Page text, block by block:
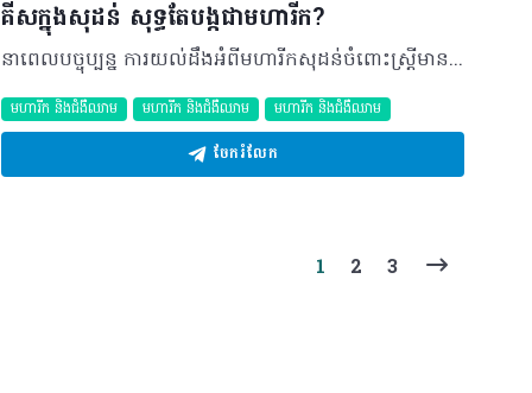
គីសក្នុងសុដន់ សុទ្ធតែបង្កជាមហារីក?
នាពេលបច្ចុប្បន្ន ការយល់ដឹងអំពីមហារីកសុដន់ចំពោះស្ត្រីមានការកើនឡើងគួរឲ្យកត់សម្គាល់ ជាក់ស្តែងស្ត្រីភាគច្រើនបានធ្វើការពិនិត្យសុដន់ដោយខ្លួនឯង ឬធ្វើការពិនិត្យដោយគ្រូពេទ្យជំនាញ។ ចម្ងល់ និងការព្រួយបារម្ភតែងកើនមានឡើងក្រោយធ្វើការពិនិត្យនេះ ជាពិសេសនៅពេលដែលបានដឹងថាពួកគាត់មានដុំសាច់ក្នុងសុដន់ ដូចករណីខាងក្រោម៖ សំណួរ៖ អ្នកជំងឺអាយុ ២៥ឆ្នាំ មកពីខេត្តកំពង់ចាម បាននិយាយថា “ក្នុងអំឡុងពេលធ្វើការពិនិត្យសុដន់ តាមរយៈម៉ាស៊ីនអ៊ុលត្រាសោន គ្រូពេទ្យបានរកឃើញថា ខ្ញុំមានដុំគីសទំហំ ១សង់ទីម៉ែត្រមានទឹកថ្លាខាងក្នុង និងព័ទ្ធជុំវិញដោយសម្បកខាងក្រៅ។ ខ្ញុំមិនមានការឈឺចាប់ ឬមានអារម្មណ៍ថាមានដុំនេះនោះទេ។ តើដុំគីសជាអ្វី? តើវាអាចបង្កឲ្យគ្រោះថ្នាក់ទេ?” ចម្លើយ៖ ដុំគីសជាប្រភេទដុំសាច់ស្លូតមួយប្រភេទដែលជាញឹកញាប់តែងតែកើតមានឡើងក្នុងសុដន់របស់មនុស្សស្រី។ ផ្នែកខាងក្នុងរបស់វាជាសារធាតុរាវការវិវឌ្ឍនៃដុំគីសនេះអាចបណ្តាលមកពីបម្រែបម្រួលកម្រិតអ័រម៉ូនដែលមានក្នុងសារពាង្គកាយ។ មានភស្តុតាងមួយចំនួនបានបង្ហាញថាការកើនឡើងនូវអ័រម៉ូនអឺស្ត្រូហ្សែនលើសលប់អាចជំរុញឲ្យមានការកើតប្រភេទដុំសាច់នេះ។ ដុំគីសក្នុងសុដន់អាចមានវត្តមានក្នុងសុដន់ទាំងសងខាង ឬតែម្ខាង ដែលប្រភេទដុំសាច់នេះត្រូវបានបែងចែកជាច្រើនប្រភេទក្នុងនោះមានដូចជា៖ • ប្រភេទធម្មតា (សម្បូរ) និងជាប្រភេទគីសបែប ស្មុគស្មាញ • ប្រភេទដុំទោល (សម្បូរ) និងមានដុំគីសច្រើន • ប្រភេទគីសតូចៗ (ពិបាកស្ទាបរក តែអាចត្រូវបានរកឃើញក្នុងអំឡុងពេលធ្វើអ៊ុល​ត្រាសោន) និងប្រភេទគីសធំៗ (អាចស្ទាបដឹង និងមានទំហំចាប់ពី ២ ទៅ៥ស.ម)។ ទំហំដុំគីសធំអាចដាក់សម្ពាធលើជាលិកាសុដន់ផ្សេងៗទៀតដែលនៅជិត បណ្តាលឲ្យមានការឈឺចាប់ និងមានអារម្មណ៍មិនស្រួលនៅតំបន់សុដន់នោះតែម្តង។ ដុំគីសក្នុងសុដន់អាចត្រូវបានគេរកឃើញចំពោះស្ត្រីគ្រប់វ័យទាំងអស់ វាកើតមានជាធម្មតាទៅលើស្ត្រីមុនពេលអស់រដូវ និងស្ត្រីក្រោយអស់រដូវដែលទទួលការព្យាបាលដោយប្រភេទថ្នាំអ័រម៉ូន។ គីសសុដន់អាចកើតឡើងដោយឯកឯង ឬមិនឯកឯងដែលអាចវិវឌ្ឍយ៉ាងលឿន។ ប្រភេទដុំមហារីកកាចដែលនៅជាប់ជញ្ជាំងកោសិកាគីសគឺកម្រកើតមានណាស់។ រោគសញ្ញាជាធម្មតានៃដុំគីសនេះមានលក្ខណៈរលោងមានរាងមូល ឬពងក្រពើបត់បែនបានយ៉ាងងាយស្រួលនៅក្នុងសុដន់ ព្រមទាំងអាចមានលក្ខណៈស្រដៀងនឹងផ្លែទំពាំងបាយជូរ ឬប៉ោងប៉ោងដែលមានផ្ទុកទឹកក្នុងនោះពេញ ប៉ុន្តែជួនកាលមានសភាពរឹង និងអាចឲ្យមានអារម្មណ៍ឈឺទៀតផង។ ដុំគីសទំហំតូច ដែលមិនបង្កការឈឺចាប់ប្រហែលជាអាចត្រូវបានរកឃើញតែតាមរយៈការពិនិត្យអ៊ុលត្រាសោនប៉ុណ្ណោះ។ ដុំគីសនេះអាចរីកធំ និងកាន់តែឈឺនៅពេលមករដូវ តែប្រែជាបាត់ទៅវិញក្រោយបញ្ចប់ការមករដូវ។ ការធ្វើរោគវិនិច្ឆ័យ បន្ទាប់ពីការសាកសួរអំពីរោគសញ្ញា និងព័ត៌មានទាក់ទងប្រវត្តិគ្រួសាររបស់អ្នកជំងឺរួចរាល់ ក្រុមគ្រូពេទ្យឯកទេសនឹងធ្វើការពិនិត្យសុដន់តាមរយៈរូបរាងខាងក្រៅ និងស្នើសុំការថតពិនិត្យតាមបែបរូបភាពវេជ្ជសាស្រ្តបន្ថែមទៀត។គីសក្នុងសុដន់ងាយស្រួលក្នុងការកំណត់អត្តសញ្ញាណក្នុងអំឡុងពេលពិនិត្យតាមវិធីសាស្ត្រអ៊ុលត្រាសោនក្រោយសង្ស័យថាមានដុំគីស (បន្ទាប់ពីធ្វើការពិនិត្យដោយម៉ាស៊ីនអុលត្រាសោនរួចរាល់) ការប្រើប្រាស់ម្ជុលតូចឆ្មារ (FNA) ដើម្បីបឺតយកទឹកពីក្នុងដុំគីសនឹងត្រូវបានធ្វើបន្ត ដោយដំបូងត្រូវជូតស្បែកខាងលើជាមួយអាល់កុល ព្រមទាំងមានការចាក់ថ្នាំស្ពឹកត្រង់ទីតាំងដែលត្រូវចាក់ម្ជុលបឺតនោះ។ ម្ជុលនេះមានទំហំប្រហែលទំហំម្ជុលបូមឈាមពីសរសៃដៃ។គ្រូពេទ្យឯកទេសនឹងធ្វើការបូមយកទឹកគីសនេះចេញដោយកាន់ដុំគីសថ្នមៗចន្លោះម្រាមដៃរបស់គាត់ រួចរុញម្ជុលចូលជាច្រើនដងដើម្បីបូមទឹកនោះចូលក្នុងសឺរ៉ាំង។ បន្ទាប់មក ដុំគីសនោះនឹងប្រែជាស្វិតដូចជាប៉ោងប៉ោង ដែលត្រូវបានចាក់ទម្លុះ។ ទឹកគីសនៅក្នុងដបពិសេសនេះនឹងត្រូវបញ្ជូនទៅមន្ទីរពិសោធន៍ពិសេសដើម្បីពិនិត្យមើលតាមរយៈមីក្រូទស្សន៍។ បន្ទាប់ពីធ្វើការបូមទឹកគីសរួច អ្នកជំងឺត្រូវមកជួបគ្រូពេទ្យឯកទេសជំងឺសុដន់ក្នុងរយៈពេល១ខែក្រោយ។ ជំងឺមហារីកកម្រវិវឌ្ឍពីដុំគីសណាស់ ហើយសម្រាប់ហេតុផលនេះទឹកគីសដែលបូមមកលាយឡំឈាមតម្រូវឲ្យពិនិត្យតាមរយៈមីក្រូទស្សន៍។ មានតែគ្រូពេទ្យឯកទេសជំងឺសុដន់តែប៉ុណ្ណោះដែលអាចសម្រេចចិត្តបានថាគួរធ្វើការវះកាត់ ឬយ៉ាងណា ពីព្រោះហានិភ័យដែលអាចវិវឌ្ឍដុំគីសដែលមានឈាមឲ្យទៅជាជំងឺមហារីកបានគឺមានតែ ១០% ហើយប្រភេទនៃគីសបែបនេះត្រូវតែវះកាត់ចេញ។ ការព្យាបាល គ្មានការព្យាបាលដែលចាំបាច់សម្រាប់ដុំគីសមានទំហំតូច (តិចជាង ២ស.ម)ទេ ករណីដុំគីសទាំងនោះផ្ទុកទៅដោយសារធាតុរាវ និងមិនបង្កជារោគសញ្ញាអ្វីឡើយ ដែលត្រូវបានធ្វើការបញ្ជាក់ពីអ៊ុលត្រាសោន ឬបន្ទាប់ពីការបូមទឹកគីសរួចរាល់។ ១. ដុំគីសមិនតម្រូវឲ្យមានការព្យាបាលទេ ប្រសិនបើវាមិនបានវិវឌ្ឍកាន់តែធំនិងគ្មានការឈឺចាប់ ឬមានអារម្មណ៍មិនស្រួល តែការបូមទឹកគីសប្រហែលជាត្រូវបានធ្វើឡើងដោយវេជ្ជបណ្ឌិតជំនាញ។ ការបូមទឹកគីសចេញមកបណ្តាលឲ្យដុំគីសប្រែជាស្វិតដោយវាអាចកាត់បន្ថយសម្ពាធ និងភាពមិនស្រួលដែលបណ្តាលមកពីគីសផ្ទាល់។ ទោះបីជាមានការបូមទឹកនេះចេញក៏ដោយក៏ថង់គីសនេះអាចផលិតជាសារធាតុរាវថ្មីបរិមាណប្រហែល៥០%ទៀតនៅពេលអនាគតផងដែរ។ ដូច្នេះ ការបូមយកទឹកគីសចេញអាចត្រូវបានធ្វើឡើងលើសពីពីរដង។ ការលាប់ឬការកកើតថ្មីនៃដុំគីសតែងកើតឡើងជាធម្មតា។ ២. ការវះកាត់អាចត្រូវបានពិចារណាក្នុងករណីគីសកើតឡើងវិញជារៀងរាល់ខែ ឬប្រសិនបើគីសផ្ទុកទៅដោយឈាម ឬករណីមានសញ្ញាណដែលគួរឲ្យព្រួយបារម្ភផ្សេងទៀត។ គីសដែលតែងកកើតទឹកឡើងវិញបន្ទាប់ពីការបឺតទឹកចេញ ២ដង ឬច្រើនជាងនេះប្រហែលជាត្រូវបានវះកាត់ចេញពីព្រោះវាអាចទាក់ទងនឹងជំងឺមហារីក។ ករណីដុំគីសមានសភាពរឹង ការច្រឹបសាច់គឺត្រូវបានធ្វើឡើង។ ៣. ចំពោះស្ត្រីដែលតែងមានគីសជាប់ជានិច្ច ជួនកាលការប្រើប្រាស់ថ្នាំប្រហែលជាអាចជួយមិនឲ្យមានការវិវឌ្ឍដុំគីសបន្តទៀតបាន បើទោះបីជាថ្នាំទាំងនោះមិនមានប្រសិទ្ធភាពចំពោះដុំគីសដែលមានស្រាប់ក៏ដោយ។ ការផ្តល់ថ្នាំជូនអ្នកជំងឺអាចធ្វើឡើងដោយគ្រូពេទ្យឯកទេសជំងឺសុដន់មានបទពិសោធន៍តែប៉ុណ្ណោះ។ សម្រាប់ស្រ្តីដែលមានដុំគីសធម្មតាអាចធ្វើការតាមដានជារៀងរាល់ឆ្នាំ។ ប្រសិនបើស្ត្រីម្នាក់នៅតែអាចស្ទាបដឹងថាមានដុំសាច់បន្ទាប់ពីការមករដូវបានបញ្ចប់ ឬប្រសិនបើដុំសាច់នោះនៅតែបន្តរីកធំ ឬមានការផ្លាស់ប្តូរ ពួកគាត់ត្រូវតែប្រញាប់ទៅជួបគ្រូពេទ្យជាបន្ទាន់។ចំពោះករណីរបស់អ្នកជំងឺខាងលើ គាត់មានដុំគីសតូចធម្មតា ដែលមិនបង្កគ្រោះថ្នាក់នោះទេ។ គីសនេះជួនកាលអាចបាត់ទៅវិញដោយឯកឯង។ គ្រប់គ្នាត្រូវតែធ្វើការពិនិត្យសុដន់ដោយខ្លួនឯងជារៀងរាល់ខែ និងទៅជួបគ្រូពេទ្យឯកទេសជារៀងរាល់ឆ្នាំសម្រាប់ការពិនិត្យរាងកាយ ព្រមទាំងពិនិត្យតាមវិធីសាស្ត្រអ៊ុលត្រាសោន។ បកស្រាយដោយ៖ វេជ្ជបណ្ឌិត Turobova Tatiana ឯកទេសមហារីកចំពោះកុមារ និងមហារីកទូទៅ ព្រមទាំងជាប្រធានផ្នែកជំងឺមហារីកនៃមន្ទីរពេទ្យសាកលវិទ្យាល័យអន្តរជាតិសែនសុខ ©2018 រក្សាសិទ្ធិគ្រប់យ៉ាង​ដោយ Healthtime Corporation ចំពោះគ្រប់អត្ថបទដោយគ្មានផ្នែកណាមួយត្រូវបោះពុម្ពផ្សាយចូល ប្រព័ន្ធអ៊ីនធឺណែតឧបករណ៍អេឡិចត្រូនិកអាត់ជាសំឡេង ឬថតចំលងគ្រប់រូបភាពដោយគ្មានការអនុញ្ញាតឡើយ
មហារីក និងជំងឺឈាម មហារីក និងជំងឺឈាម មហារីក និងជំងឺឈាម
ចែករំលែក
1 (current)
2 3